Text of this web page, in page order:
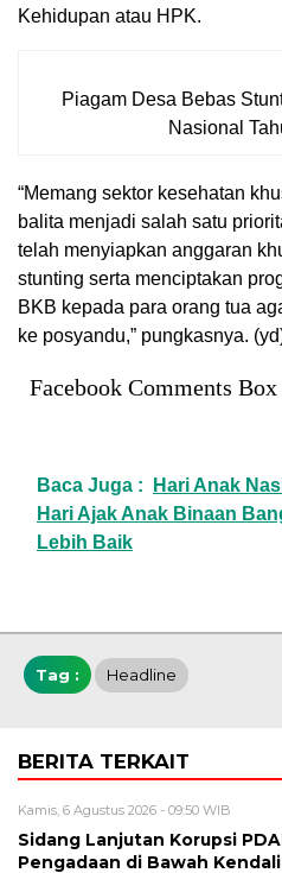
Kehidupan atau HPK.
Piagam Desa Bebas
Nasional
“Memang sektor kesehatan
balita menjadi salah satu
telah menyiapkan anggaran
stunting serta menciptakan
BKB kepada para orang tua
ke posyandu,” pungkasnya.
Facebook Comments Box
Baca Juga :
Hari Anak
Hari Ajak Anak Binaan
Lebih Baik
Tag : Headline
BERITA TERKAIT
Kamis, 6 Agustus 2026 - 09:50 WIB
Sidang Lanjutan Korupsi
Pengadaan di Bawah Kendali